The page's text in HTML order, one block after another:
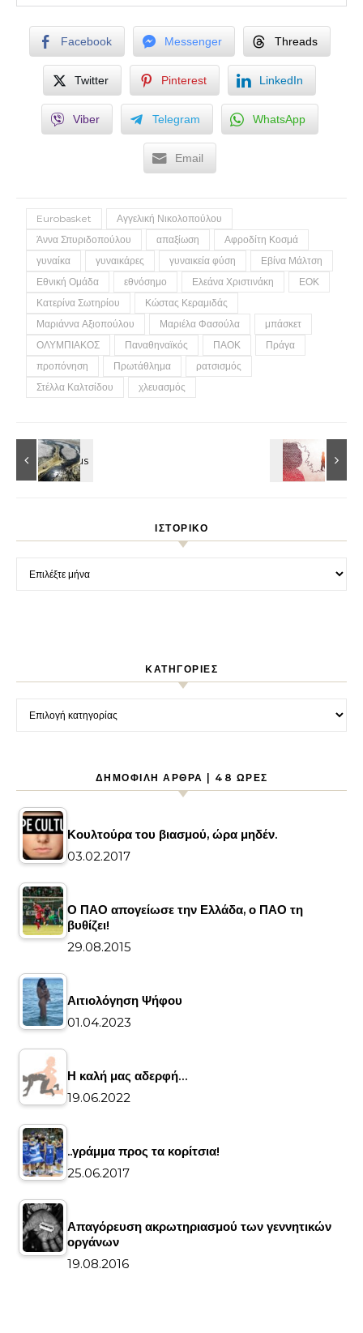
Facebook Messenger Threads
Twitter Pinterest LinkedIn
Viber Telegram WhatsApp
Email
Eurobasket
Αγγελική Νικολοπούλου
Άννα Σπυριδοπούλου
απαξίωση
Αφροδίτη Κοσμά
γυναίκα
γυναικάρες γυναικεία φύση
Εβίνα Μάλτση
Εθνική Ομάδα
εθνόσημο Ελεάνα Χριστινάκη
ΕΟΚ
Κατερίνα Σωτηρίου
Κώστας Κεραμιδάς
Μαριάννα Αξιοπούλου
Μαριέλα Φασούλα
μπάσκετ
ΟΛΥΜΠΙΑΚΟΣ
Παναθηναϊκός ΠΑΟΚ
Πράγα
προπόνηση
Πρωτάθλημα
ρατσισμός
Στέλλα Καλτσίδου
χλευασμός
ΙΣΤΟΡΙΚΌ
Ιστορικό
KΑΤΗΓΟΡΊΕΣ
Kατηγορίες
ΔΗΜΟΦΙΛΉ ΆΡΘΡΑ | 48 ΏΡΕΣ
Κουλτούρα του βιασμού, ώρα μηδέν.
03.02.2017
Ο ΠΑΟ απογείωσε την Ελλάδα, ο ΠΑΟ τη
βυθίζει!
29.08.2015
Αιτιολόγηση Ψήφου
01.04.2023
Η καλή μας αδερφή…
19.06.2022
..γράμμα προς τα κορίτσια!
25.06.2017
Απαγόρευση ακρωτηριασμού των γεννητικών
οργάνων
19.08.2016